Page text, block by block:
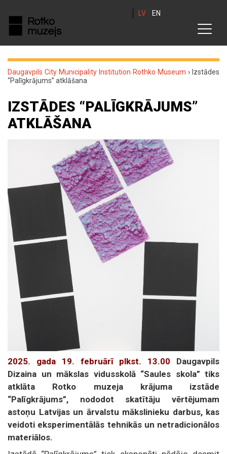
LV EN
Daugavpils City Municipality Institution Rothko Museum › Izstādes
“Palīgkrājums” atklāšana
IZSTĀDES “PALĪGKRĀJUMS”
ATKLĀŠANA
2025. gada 19. februārī plkst. 13.00 Daugavpils
Dizaina un mākslas vidusskolā “Saules skola” tiks
atklāta Rotko muzeja krājuma izstāde
“Palīgkrājums”, nododot skatītāju vērtējumam
astoņu Latvijas un ārvalstu mākslinieku darbus, kas
veidoti eksperimentālās tehnikās un netradicionālos
materiālos.